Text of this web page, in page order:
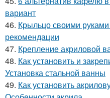
вариант
46. Крыльцо своими
рекомендации
47. Крепление акриловой
48. Как установить и
Установка стальной ванны
49. Как установить